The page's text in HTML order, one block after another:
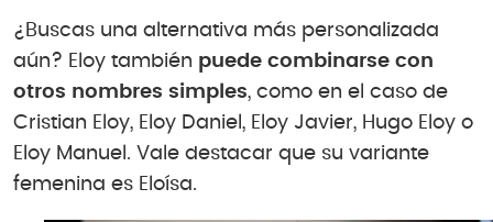
¿Buscas una alternativa más personalizada
aún? Eloy también puede combinarse con
otros nombres simples, como en el caso de
Cristian Eloy, Eloy Daniel, Eloy Javier, Hugo Eloy o
Eloy Manuel. Vale destacar que su variante
femenina es Eloísa.